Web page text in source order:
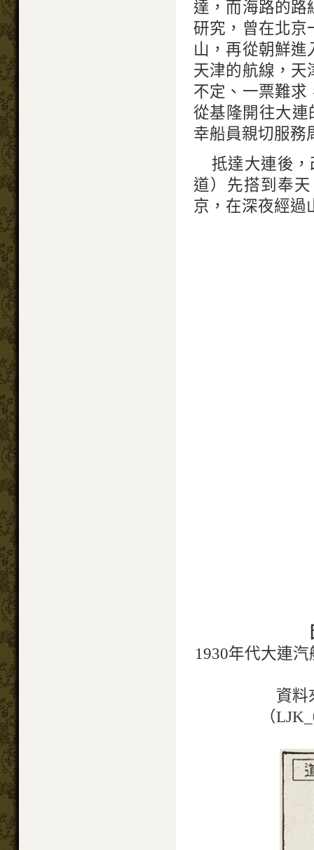
達，而海路的路
研究，曾在北京
山，再從朝鮮
天津的航線，天
不定、一票難求
從基隆開往大
幸船員親切服務
抵達大連後
道）先搭到奉
京，在深夜經過
1930年代大連
資料
（